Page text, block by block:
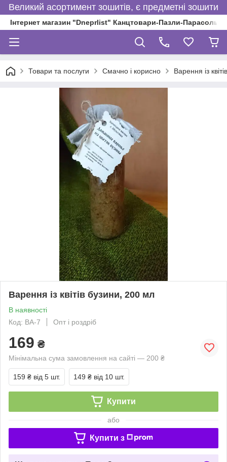
Великий асортимент зошитів, є предметні зошити
Інтернет магазин "Dneprlist" Канцтовари-Пазли-Парасольки
Товари та послуги Смачно і корисно Варення із
Варення із квітів бузини, 200 мл
В наявності
Код: ВА-7
Опт і роздріб
169 ₴
Мінімальна сума замовлення на сайті — 200 ₴
159 ₴ від 5 шт. 149 ₴ від 10 шт.
Купити
або
Купити з